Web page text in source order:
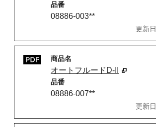
品番
08886-003**
更新日
商品名
オートフルードD-II
品番
08886-007**
更新日